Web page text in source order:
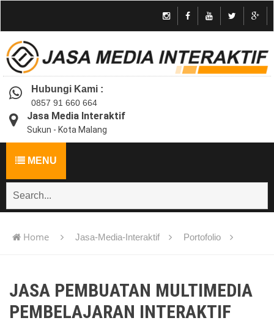
Hubungi Kami :
0857 91 660 664
Jasa Media Interaktif
Sukun - Kota Malang
MENU
Home Jasa-Media-Interaktif Portofolio
JASA PEMBUATAN MULTIMEDIA
PEMBELAJARAN INTERAKTIF